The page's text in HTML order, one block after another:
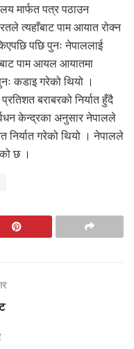
मार्फत पत्र पठाउन
त्यहाँबाट पाम आयात रोक्न
पछि पुनः नेपाललाई
पाम आयल आयातमा
कडाइ गरेको थियो ।
बराबरको निर्यात हुँदै
केन्द्रका अनुसार नेपालले
गरेको थियो । नेपालले
छ ।